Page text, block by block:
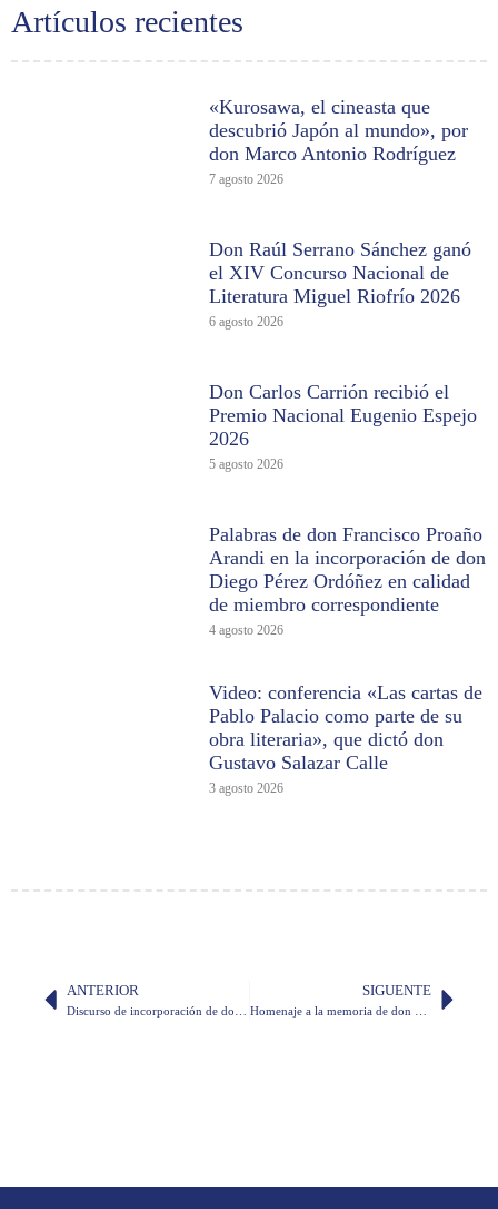
Artículos recientes
«Kurosawa, el cineasta que
descubrió Japón al mundo», por
don Marco Antonio Rodríguez
7 agosto 2026
Don Raúl Serrano Sánchez ganó
el XIV Concurso Nacional de
Literatura Miguel Riofrío 2026
6 agosto 2026
Don Carlos Carrión recibió el
Premio Nacional Eugenio Espejo
2026
5 agosto 2026
Palabras de don Francisco Proaño
Arandi en la incorporación de don
Diego Pérez Ordóñez en calidad
de miembro correspondiente
4 agosto 2026
Video: conferencia «Las cartas de
Pablo Palacio como parte de su
obra literaria», que dictó don
Gustavo Salazar Calle
3 agosto 2026
ANTERIOR SIGUENTE